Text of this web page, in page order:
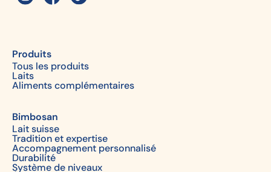
Produits
Tous les produits
Laits
Aliments complémentaires
Bimbosan
Lait suisse
Tradition et expertise
Accompagnement personnalisé
Durabilité
Système de niveaux